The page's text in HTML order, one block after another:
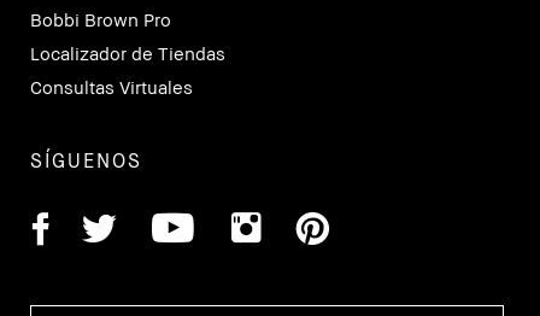
Bobbi Brown Pro
Localizador de Tiendas
Consultas Virtuales
SÍGUENOS